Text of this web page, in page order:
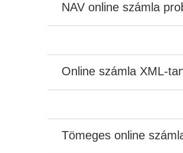
NAV online számla
Online számla XML-
Tömeges online